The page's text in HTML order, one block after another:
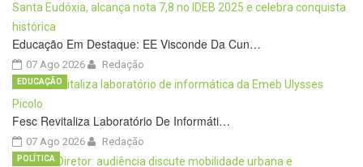
Educação Em Destaque: EE Visconde Da Cun…
07 Ago 2026 Redação
Fesc Revitaliza Laboratório De Informáti…
07 Ago 2026
EDUCAÇÃO
Redação
POLÍTICA